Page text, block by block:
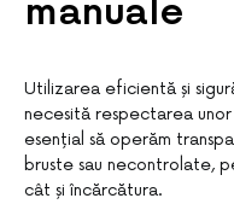
manuale
Utilizarea eficientă și
necesită respectarea
esențial să operăm
bruste sau necontrolate,
cât și încărcătura.